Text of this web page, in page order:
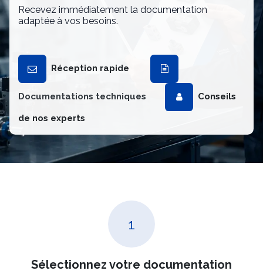
Recevez immédiatement la documentation
adaptée à vos besoins.
Réception rapide
Documentations techniques Conseils
de nos experts
1
Sélectionnez votre documentation